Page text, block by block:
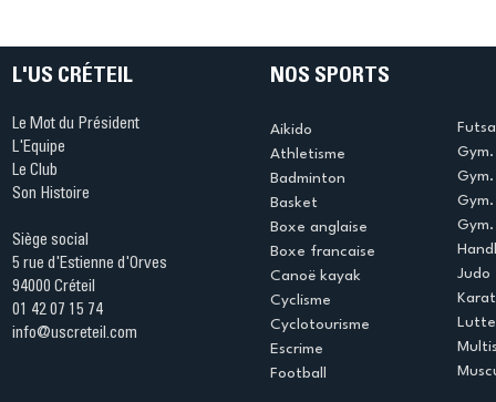
L'US CRÉTEIL
Le Mot du Président
L'Equipe
Le Club
Son Histoire
Siège social
5 rue d'Estienne d'Orves
94000 Créteil
01 42 07 15 74
info@uscreteil.com
NOS SPORTS
Aikido
Athletisme
Badminton
Basket
Boxe anglaise
Boxe francaise
Canoë kayak
Cyclisme
Cyclotourisme
Escrime
Football
Judo
Lutte